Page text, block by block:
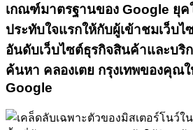
เกณฑ์มาตรฐานของ Google ยุค
ประทับใจแรกให้กับผู้เข้าชมเว็บไ
อันดับเว็บไซต์ธุรกิจสินค้าและบริ
ค้นหา คลองเตย กรุงเทพของคุณ
Google